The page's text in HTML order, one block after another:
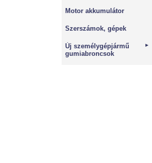
Motor akkumulátor
Szerszámok, gépek
Új személygépjármű
gumiabroncsok
►